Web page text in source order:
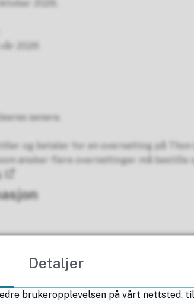
2026.
2026
senere.
og betaler for en overnatting på
ønsker flere overnattinger må bestille
Detaljer
brukeropplevelsen på vårt nettsted,